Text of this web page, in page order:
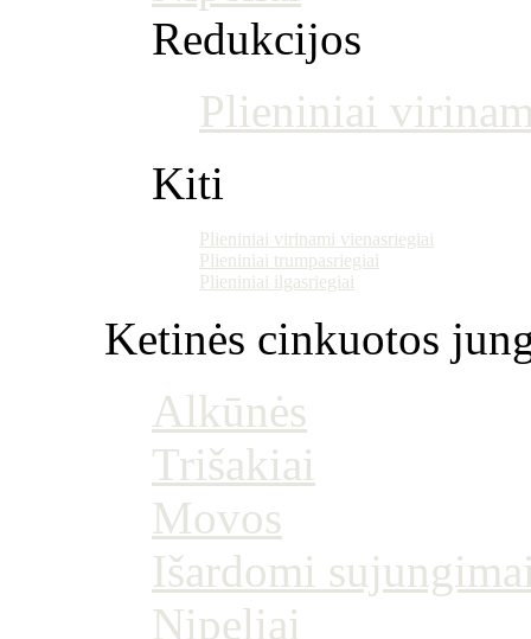
Redukcijos
Plieniniai
Kiti
Plieniniai virinami vienasriegiai
Plieniniai trumpasriegiai
Plieniniai ilgasriegiai
Ketinės cinkuotos
Alkūnės
Trišakiai
Movos
Išardomi
Nipeliai